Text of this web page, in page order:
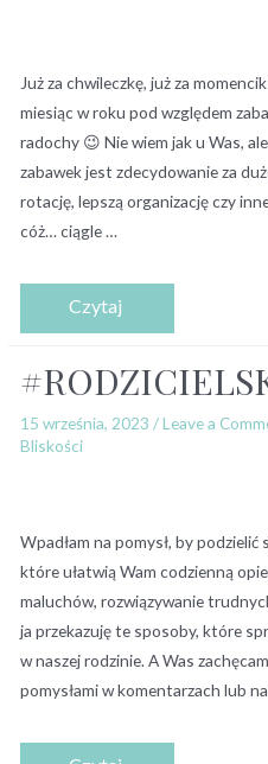
Już za chwileczkę, już za
miesiąc w roku pod względem
radochy 😉 Nie wiem jak u Was,
zabawek jest zdecydowanie za
rotację, lepszą organizację czy
cóż… ciągle …
15 września, 2023 /Leave a
Bliskości
Wpadłam na pomysł, by
które ułatwią Wam codzienną
maluchów, rozwiązywanie
ja przekazuję te sposoby, które
w naszej rodzinie. A Was
pomysłami w komentarzach lub